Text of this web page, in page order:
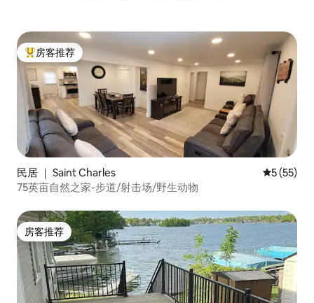
热门「房客推荐」
房客推荐
民居 ｜ Saint Charles 平均评分
5 (55)
75英亩自然之家-步道/射击场/野生动物
房客推荐
房客推荐